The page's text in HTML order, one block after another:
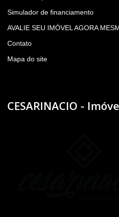
Simulador de financiamento
AVALIE SEU IMÓVEL AGORA
Contato
Mapa do site
CESARINACIO -